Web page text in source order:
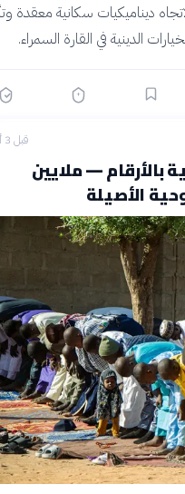
ديناميكيات سكانية معقدة وتأثير
في القارة السمراء.
— ملايين